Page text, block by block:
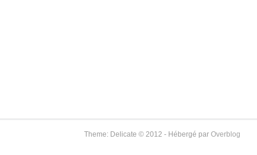
Theme: Delicate © 2012 - Hébergé par Overblog